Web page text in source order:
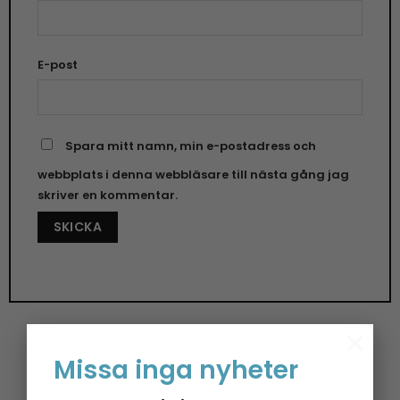
Missa inga nyheter
E-post
Spara mitt namn, min e-postadress och
webbplats i denna webbläsare till nästa gång jag
skriver en kommentar.
Änglaspel – Sparkle